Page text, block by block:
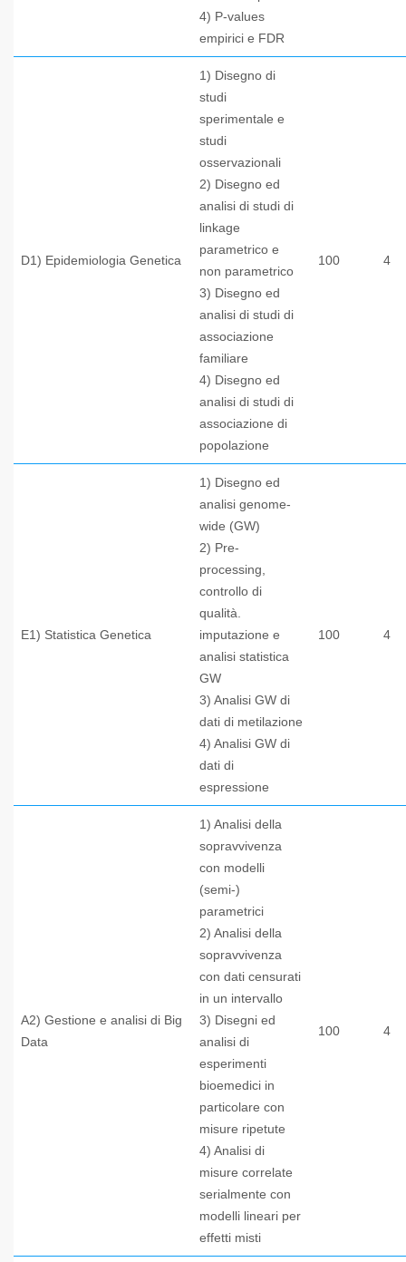
4) P-values
empirici e FDR
D1) Epidemiologia Genetica
1) Disegno di
studi
sperimentale e
studi
osservazionali
2) Disegno ed
analisi di studi di
linkage
parametrico e
non parametrico
3) Disegno ed
analisi di studi di
associazione
familiare
4) Disegno ed
analisi di studi di
associazione di
popolazione
100 4
E1) Statistica Genetica
1) Disegno ed
analisi genome-
wide (GW)
2) Pre-
processing,
controllo di
qualità.
imputazione e
analisi statistica
GW
3) Analisi GW di
dati di metilazione
4) Analisi GW di
dati di
espressione
100 4
A2) Gestione e analisi di Big
Data
1) Analisi della
sopravvivenza
con modelli
(semi-)
parametrici
2) Analisi della
sopravvivenza
con dati censurati
in un intervallo
3) Disegni ed
analisi di
esperimenti
bioemedici in
particolare con
misure ripetute
4) Analisi di
misure correlate
serialmente con
modelli lineari per
effetti misti
100 4